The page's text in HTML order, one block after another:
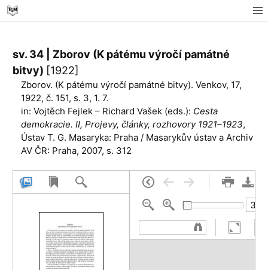
sv. 34 | Zborov (K pátému výročí památné
bitvy) [1922]
Zborov. (K pátému výročí památné bitvy). Venkov, 17,
1922, č. 151, s. 3, 1. 7.
in: Vojtěch Fejlek – Richard Vašek (eds.): Cesta
demokracie. II, Projevy, články, rozhovory 1921–1923,
Ústav T. G. Masaryka: Praha / Masarykův ústav a Archiv
AV ČR: Praha, 2007, s. 312